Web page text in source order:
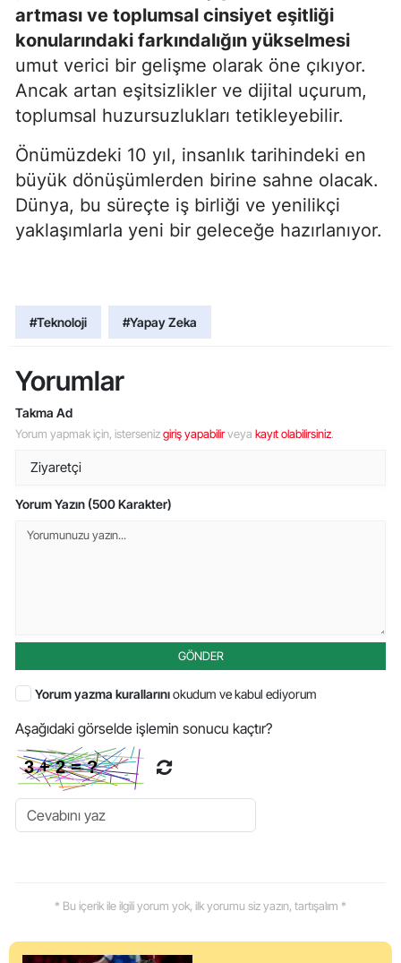
artması ve toplumsal cinsiyet eşitliği
konularındaki farkındalığın yükselmesi
umut verici bir gelişme olarak öne çıkıyor.
Ancak artan eşitsizlikler ve dijital uçurum,
toplumsal huzursuzlukları tetikleyebilir.
Önümüzdeki 10 yıl, insanlık tarihindeki en
büyük dönüşümlerden birine sahne olacak.
Dünya, bu süreçte iş birliği ve yenilikçi
yaklaşımlarla yeni bir geleceğe hazırlanıyor.
#Teknoloji #Yapay Zeka
Yorumlar
Takma Ad
Yorum yapmak için, istersenizgiriş yapabilirveya kayıt olabilirsiniz.
Yorum Yazın (500 Karakter)
GÖNDER
Yorum yazma kurallarınıokudum ve kabul ediyorum
Aşağıdaki görselde işlemin sonucu kaçtır?
* Bu içerik ile ilgili yorum yok, ilk yorumu siz yazın, tartışalım *